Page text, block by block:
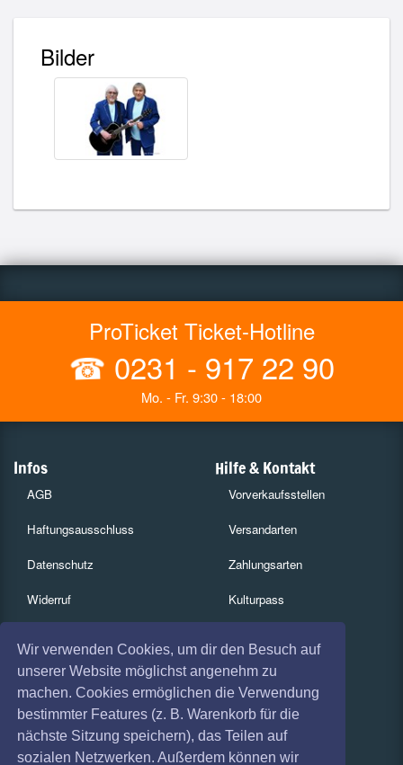
Wir verwenden Cookies, um dir den Besuch auf
unserer Website möglichst angenehm zu
machen. Cookies ermöglichen die Verwendung
bestimmter Features (z. B. Warenkorb für die
nächste Sitzung speichern), das Teilen auf
sozialen Netzwerken. Außerdem können wir
Bilder
ProTicket Ticket-Hotline
☎ 0231 - 917 22 90
Mo. - Fr. 9:30 - 18:00
Infos
AGB
Haftungsausschluss
Datenschutz
Widerruf
Absagen
Coronavirus (COVID 19)
Hilfe & Kontakt
Vorverkaufsstellen
Versandarten
Zahlungsarten
Kulturpass
Services
Gutscheine
Geschäftskunden
Kartenrückgabe